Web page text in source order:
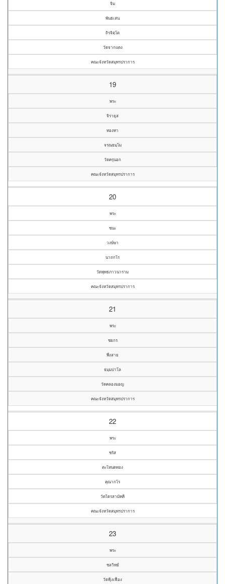
จิม
พันธเสน
ถิรจิตฺโต
วัดจากแดง
คณะจังหวัดสมุทรปราการ
19
พระ
จิรายุส
ทองทา
จรณธมฺโม
วัดครุนอก
คณะจังหวัดสมุทรปราการ
20
พระ
ชนะ
วงษ์ษา
นาถกโร
วัดพุทธภาวนาราม
คณะจังหวัดสมุทรปราการ
21
พระ
ชยกร
พึ่งสาย
ธมฺมปาโล
วัดคลองมอญ
คณะจังหวัดสมุทรปราการ
22
พระ
ชรัส
ตะโหนดทอง
คุณากโร
วัดไตรสามัคคี
คณะจังหวัดสมุทรปราการ
23
พระ
ชลวิทย์
วัดฟุ้งเฟื่อง